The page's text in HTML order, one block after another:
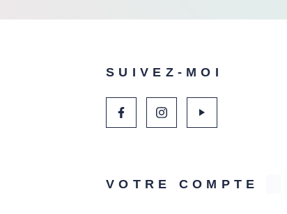
SUIVEZ-MOI
VOTRE COMPTE